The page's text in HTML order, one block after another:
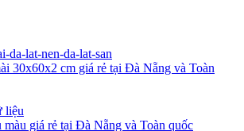
30x60x2 cm giá rẻ tại Đà Nẵng và Toàn
màu giá rẻ tại Đà Nẵng và Toàn quốc